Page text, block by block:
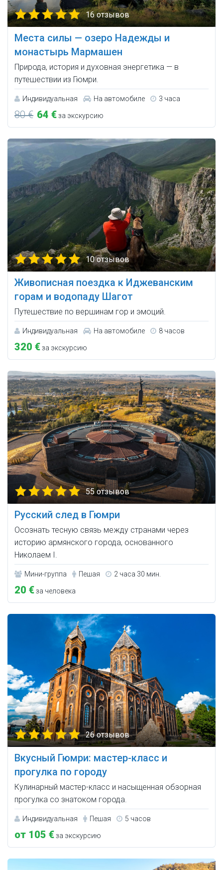
16 отзывов
Места силы — озеро Надежды и
монастырь Мармашен
Природа, история и духовная энергетика — в
путешествии из Гюмри.
Индивидуальная На автомобиле 3 часа
80 € 64 €за экскурсию
10 отзывов
Живописная поездка к Иджеванским
горам и водопаду Шагот
Путешествие по вершинам гор и эмоций.
Индивидуальная На автомобиле 8 часов
320 €за экскурсию
55 отзывов
Русский след в Гюмри
Осознать тесную связь между странами через
историю армянского города, основанного
Николаем I.
Мини-группа Пешая 2 часа 30 мин.
20 €за человека
26 отзывов
Вкусный Гюмри: мастер-класс и
прогулка по городу
Кулинарный мастер-класс и насыщенная обзорная
прогулка со знатоком города.
Индивидуальная Пешая 5 часов
от 105 €за экскурсию